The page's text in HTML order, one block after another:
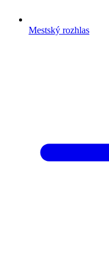
Mestský rozhlas